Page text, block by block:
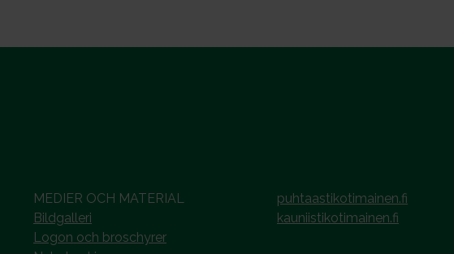
MEDIER OCH MATERIAL
Bildgalleri
Logon och broschyrer
puhtaastikotimainen.fi
kauniistikotimainen.fi